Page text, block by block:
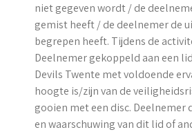
niet gegeven wordt / de
gemist heeft / de deelnemer de
begrepen heeft. Tijdens de
Deelnemer gekoppeld aan een
Devils Twente met voldoende
hoogte is/zijn van de
gooien met een disc. Deelnemer
en waarschuwing van dit lid of